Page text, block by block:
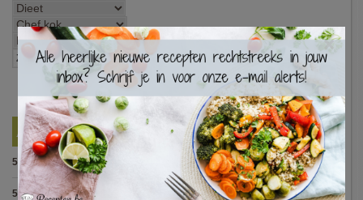
Best Beoordeelde Recepten
5.0:Pasta alla puttanesca
5.0:Pasta met spinazieballetjes (Antonio Carluccio)(8 votes)
×